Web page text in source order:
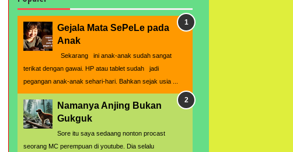
Gejala Mata SePeLe pada
Anak
Sekarang ini anak-anak sudah sangat
terikat dengan gawai. HP atau tablet sudah jadi
pegangan anak-anak sehari-hari. Bahkan sejak usia ...
Namanya Anjing Bukan
Gukguk
Sore itu saya sedaang nonton procast
seorang MC perempuan di youtube. Dia selalu